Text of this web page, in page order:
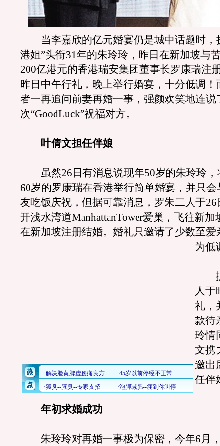
当李嘉欣的亿元婚宴仍是城中话题时，
港姐”头衔31年的朱玲玲，昨日在新加坡与
200亿港元的香港瑞安集团董事长罗康瑞注
昨日中午行礼，晚上举行婚宴，十分低调！
者一再追问前妻再婚一事，强颜欢笑地连说
次“GoodLuck”祝福对方。
叶倩文担任伴娘
虽然26日有消息说现年50岁的朱玲玲，
60岁的罗康瑞在香港举行简单婚宴，并只
友吃饭庆祝，但据可靠消息，罗朱二人于
开浅水湾道ManhattanTower爱巢，飞往新加
在新加坡注册结婚。 婚礼只邀请了少数至爱
为低
据
人于
礼，
款待
玲情
文携
邀出
任伴
年初求婚成功
朱玲玲对再婚一事极为保密，今年6月